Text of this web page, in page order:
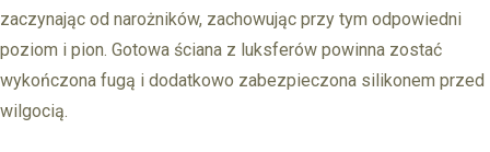
zaczynając od narożników, zachowując przy tym odpowiedni
poziom i pion. Gotowa ściana z luksferów powinna zostać
wykończona fugą i dodatkowo zabezpieczona silikonem przed
wilgocią.